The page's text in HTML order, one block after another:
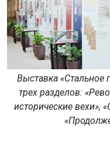
Выставка «Стальное
трех разделов:
исторические вехи»,